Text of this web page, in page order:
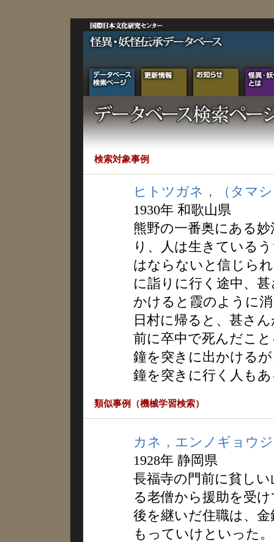
検索対象事例
ヒトツガネ，（タマ
1930年 和歌山県
熊野の一番奥にある
り、人は生きている
はならないと信じら
に詣りに行く途中、
かけると霞のように
日村に帰ると、甚さ
前に卒中で死んだこ
鐘を突きに出かける
鐘を突きに行く人も
類似事例（機械学習検索）
カネ，エンノギョウ
1928年 静岡県
長福寺の門前に貧し
る老僧から援助を受
後を継いだ住職は、
もっていけといった